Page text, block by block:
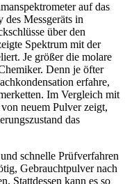
auf das
Messgeräts in
über den
Spektrum mit der
Je größer die molare
Denn je öfter
erfahre,
Im Vergleich mit
neuem Pulver zeigt,
das
schnelle Prüfverfahren
Gebrauchtpulver nach
Stattdessen kann es so